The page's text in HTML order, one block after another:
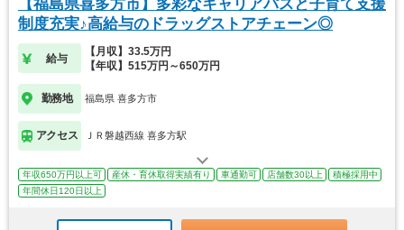
【福島県喜多方市】多彩なキャリアパスと子育て支援
制度充実♪高給与のドラッグストアチェーン◎
給与
【月収】33.5万円
【年収】515万円～650万円
勤務地 福島県 喜多方市
アクセス ＪＲ磐越西線 喜多方駅
年収650万円以上可 産休・育休取得実績有り 車通勤可 店舗数30以上
積極採用中
年間休日120日以上